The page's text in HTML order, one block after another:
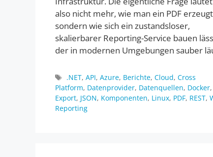
also nicht mehr, wie man ein PDF
sondern wie sich ein zustandsloser,
skalierbarer Reporting-Service bauen
der in modernen Umgebungen sauber
Schlagwörter
.NET,API,Azure, Berichte,Cloud,Cross
Platform, Datenprovider, Datenquellen, Docker,
Export, JSON, Komponenten, Linux, PDF, REST,
Reporting